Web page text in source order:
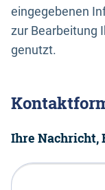
eingegebenen
zur Bearbeitung
genutzt.
Ihre Nachricht,